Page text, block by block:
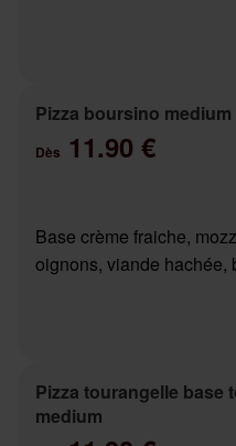
Pizza boursino medium
Dès 11.90 €
Base crème fraiche,
oignons, viande hachée,
Pizza tourangelle base
medium